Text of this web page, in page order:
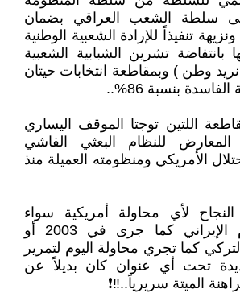
الى سلطة الشعب العراقي بضمان
تنفيذاً للإرادة الشعبية الوطنية
بانتفاضة تشرين الشبابية الشعبية
وطن ) وبمقاطعة انتخابات حيتان
بنسبة 86%..
اللتين توجتا الموقف اليساري
المعارض للنظام البعثي الفاشي
الأمريكي ومنظومته العميلة منذ
لأي محاولة أمريكية سواء
بالإتفاق مع النظام الإيراني كما جرى في 2003 أو
كما تجري محاولة اليوم لتمرير
تحت أي عنوان كان بديلاً عن
الميتة سريرياً..‼❗